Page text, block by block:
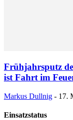
Frühjahrsputz
ist Fahrt im
Markus Dullnig - 17.
Einsatzstatus